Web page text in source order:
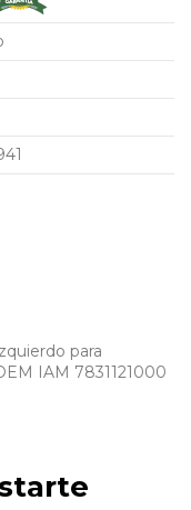
para
IAM 7831121000